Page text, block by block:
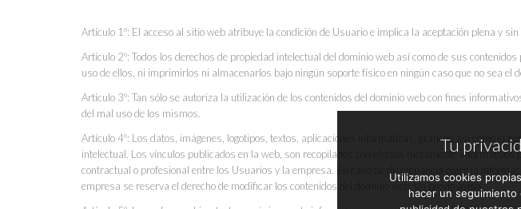
Artículo 1º: El acceso al sitio web atribuye la condición de Usuario e implica la aceptación plena y
Artículo 2º: Todos los derechos de propiedad intelectual del dominio web así como de sus
uso de ellos, ni imprimirlos ni almacenarlos bajo ningún soporte físico en ningún caso que no sea
Artículo 3º: Tan sólo se autoriza la utilización de los contenidos del dominio web con fines
del mal uso de los mismos.
Artículo 4º: Los datos, imágenes, logotipos, textos, aplicaciones informáticas, gráficos así como el
intelectual. Los vínculos publicados en la web, son recopilados con efectos meramente
contractual o profesional entre los Usuarios y la empresa. En caso de discrepancia entre la
empresa se reserva el derecho de modificar los contenidos del dominio web sin previo aviso.
Tu
Utilizamos cookies
hacer un